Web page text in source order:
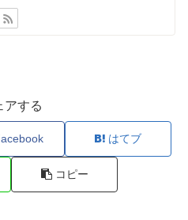
アする
はてブ
コピー